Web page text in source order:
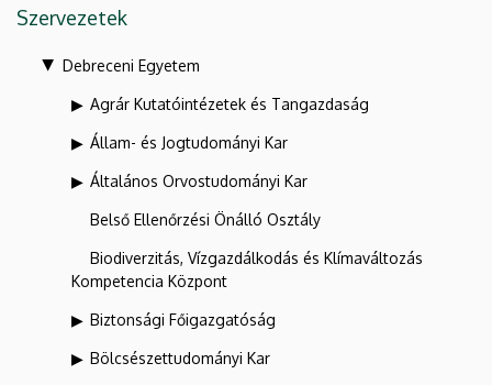
Szervezetek
Debreceni Egyetem
Agrár Kutatóintézetek és Tangazdaság
Állam- és Jogtudományi Kar
Általános Orvostudományi Kar
Belső Ellenőrzési Önálló Osztály
Biodiverzitás, Vízgazdálkodás és Klímaváltozás
Kompetencia Központ
Biztonsági Főigazgatóság
Bölcsészettudományi Kar